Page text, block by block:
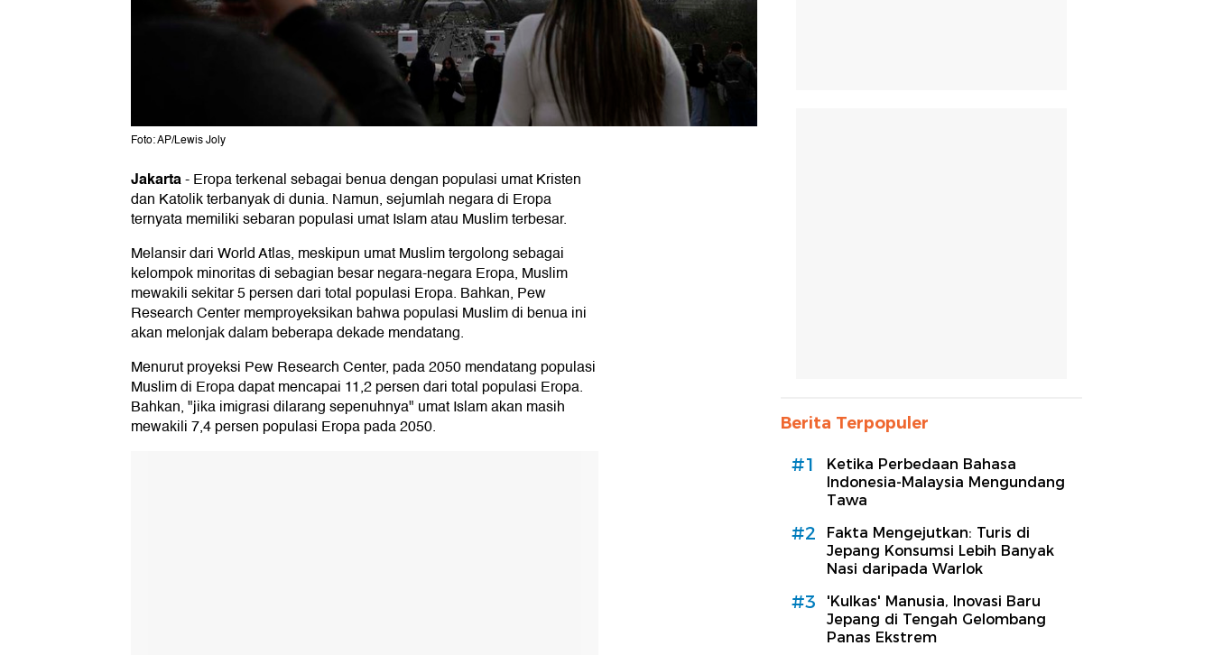
Foto: AP/Lewis Joly
Jakarta-Eropa terkenal sebagai benua dengan populasi umat Kristen
dan Katolik terbanyak di dunia. Namun, sejumlah negara di Eropa
ternyata memiliki sebaran populasi umat Islam atau Muslim terbesar.
Melansir dari World Atlas, meskipun umat Muslim tergolong sebagai
kelompok minoritas di sebagian besar negara-negara Eropa, Muslim
mewakili sekitar 5 persen dari total populasi Eropa. Bahkan, Pew
Research Center memproyeksikan bahwa populasi Muslim di benua ini
akan melonjak dalam beberapa dekade mendatang.
Menurut proyeksi Pew Research Center, pada 2050 mendatang populasi
Muslim di Eropa dapat mencapai 11,2 persen dari total populasi Eropa.
Bahkan, "jika imigrasi dilarang sepenuhnya" umat Islam akan masih
mewakili 7,4 persen populasi Eropa pada 2050.
Berita Terpopuler
#1
Ketika Perbedaan Bahasa
Indonesia-Malaysia Mengundang
Tawa
#2
Fakta Mengejutkan: Turis di
Jepang Konsumsi Lebih Banyak
Nasi daripada Warlok
#3
'Kulkas' Manusia, Inovasi Baru
Jepang di Tengah Gelombang
Panas Ekstrem